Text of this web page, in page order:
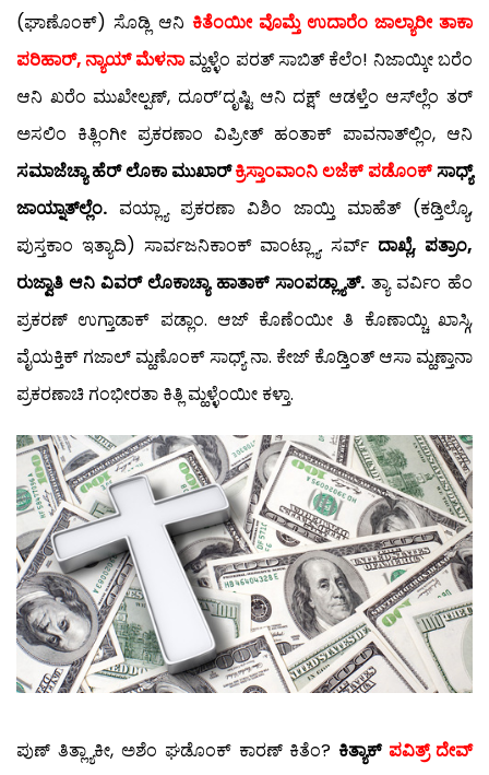
(ಘಾಣೊಂಕ್) ಸೊಡ್ಲಿ ಆನಿ ಕಿತೆಂಯೀ ವೊಮ್ತೆ ಉದಾರೆಂ ಜಾಲ್ಯಾರೀ ತಾಕಾ
ಪರಿಹಾರ್, ನ್ಯಾಯ್ ಮೆಳನಾಮ್ಹಳ್ಳೆಂ ಪರತ್ ಸಾಬಿತ್ ಕೆಲೆಂ! ನಿಜಾಯ್ಕೀ ಬರೆಂ
ಆನಿ ಖರೆಂ ಮುಖೇಲ್ಪಣ್, ದೂರ್’ದೃಷ್ಟಿ ಆನಿ ದಕ್ಷ್ ಆಡಳ್ತೆಂ ಆಸ್‍ಲ್ಲೆಂ ತರ್
ಅಸಲಿಂ ಕಿತ್ಲಿಂಗೀ ಪ್ರಕರಣಾಂ ವಿಪ್ರೀತ್ ಹಂತಾಕ್ ಪಾವನಾತ್‍ಲ್ಲಿಂ, ಆನಿ
ಸಮಾಜೆಚ್ಯಾ ಹೆರ್ ಲೊಕಾ ಮುಖಾರ್ಕ್ರಿಸ್ತಾಂವಾಂನಿ ಲಜೆಕ್ ಪಡೊಂಕ್ಸಾಧ್ಯ್
ಜಾಯ್ನಾತ್‍ಲ್ಲೆಂ. ವಯ್ಲ್ಯಾ ಪ್ರಕರಣಾ ವಿಶಿಂ ಜಾಯ್ತಿ ಮಾಹೆತ್ (ಕಡ್ತಿಲ್ಯೊ,
ಪುಸ್ತಕಾಂ ಇತ್ಯಾದಿ) ಸಾರ್ವಜನಿಕಾಂಕ್ ವಾಂಟ್ಲ್ಯಾ. ಸರ್ವ್ದಾಖ್ಲೆ, ಪತ್ರಾಂ,
ರುಜ್ವಾತಿ ಆನಿ ವಿವರ್ ಲೊಕಾಚ್ಯಾ ಹಾತಾಕ್ ಸಾಂಪಡ್ಲ್ಯಾತ್.ತ್ಯಾ ವರ್ವಿಂ ಹೆಂ
ಪ್ರಕರಣ್ ಉಗ್ತಾಡಾಕ್ ಪಡ್ಲಾಂ. ಆಜ್ ಕೊಣೆಂಯೀ ತಿ ಕೊಣಾಯ್ಚಿ ಖಾಸ್ಗಿ,
ವೈಯಕ್ತಿಕ್ ಗಜಾಲ್ ಮ್ಹಣೊಂಕ್ ಸಾಧ್ಯ್ ನಾ. ಕೇಜ್ ಕೊಡ್ತಿಂತ್ ಆಸಾ ಮ್ಹಣ್ತಾನಾ
ಪ್ರಕರಣಾಚಿ ಗಂಭೀರತಾ ಕಿತ್ಲಿ ಮ್ಹಳ್ಳೆಂಯೀ ಕಳ್ತಾ.
ಪುಣ್ ತಿತ್ಲ್ಯಾಕೀ, ಅಶೆಂ ಘಡೊಂಕ್ ಕಾರಣ್ ಕಿತೆಂ? ಕಿತ್ಯಾಕ್ ಪವಿತ್ರ್ ದೇವ್